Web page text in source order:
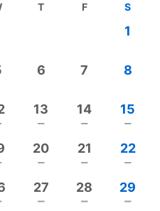
事の大切さを知って頂き
T F S
1
6 7 8
13
remove
14
remove
15
remove
20
remove
21
remove
22
remove
27
remove
28
remove
29
remove